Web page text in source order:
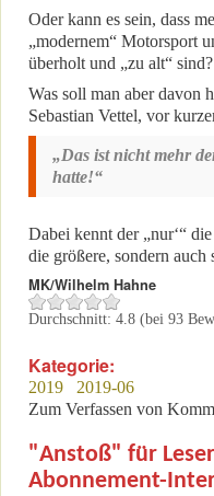
Oder kann es sein, dass
„modernem“ Motorsport
überholt und „zu alt“ sind?
Was soll man aber davon
Sebastian Vettel, vor
„Das ist nicht mehr
hatte!“
Dabei kennt der „nur‘“
die größere, sondern
MK/Wilhelm Hahne
Durchschnitt: 4.8 (bei 93
Kategorie:
2019
2019-06
Zum Verfassen von
"Anstoß" für
Abonnement-